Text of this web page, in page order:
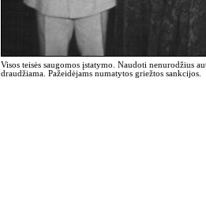
Visos teisės saugomos įstatymo. Naudoti nenurodžius
draudžiama. Pažeidėjams numatytos griežtos sankcijos.